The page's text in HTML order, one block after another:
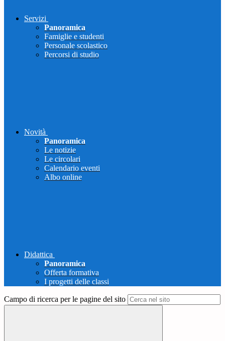
Servizi
Panoramica
Famiglie e studenti
Personale scolastico
Percorsi di studio
Novità
Panoramica
Le notizie
Le circolari
Calendario eventi
Albo online
Didattica
Panoramica
Offerta formativa
I progetti delle classi
Campo di ricerca per le pagine del sito